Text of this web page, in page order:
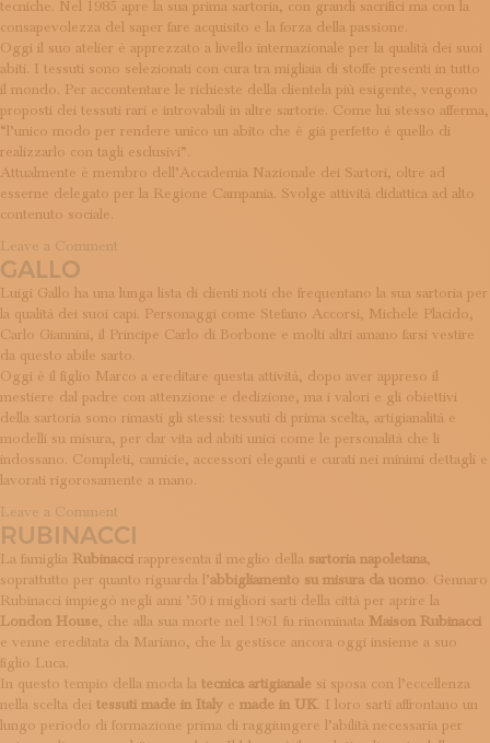
ISCRIVITI ALLA NEWSLETTER
SOSTIENICI
MAGAZINE
TUTTI I CONTENUTI
NEWS
INTERVISTE
ITINERARI
ISCRIVITI
LOGIN
tecniche. Nel 1985 apre la sua prima sartoria, con grandi sacrifici ma con la
consapevolezza del saper fare acquisito e la forza della passione.
Oggi il suo atelier è apprezzato a livello internazionale per la qualità dei suoi
abiti. I tessuti sono selezionati con cura tra migliaia di stoffe presenti in tutto
il mondo. Per accontentare le richieste della clientela più esigente, vengono
proposti dei tessuti rari e introvabili in altre sartorie. Come lui stesso afferma,
“l’unico modo per rendere unico un abito che è già perfetto è quello di
realizzarlo con tagli esclusivi”.
Attualmente è membro dell’Accademia Nazionale dei Sartori, oltre ad
esserne delegato per la Regione Campania. Svolge attività didattica ad alto
contenuto sociale.
Leave a Comment
GALLO
Luigi Gallo ha una lunga lista di clienti noti che frequentano la sua sartoria per
la qualità dei suoi capi. Personaggi come Stefano Accorsi, Michele Placido,
Carlo Giannini, il Principe Carlo di Borbone e molti altri amano farsi vestire
da questo abile sarto.
Oggi è il figlio Marco a ereditare questa attività, dopo aver appreso il
mestiere dal padre con attenzione e dedizione, ma i valori e gli obiettivi
della sartoria sono rimasti gli stessi: tessuti di prima scelta, artigianalità e
modelli su misura, per dar vita ad abiti unici come le personalità che li
indossano. Completi, camicie, accessori eleganti e curati nei minimi dettagli e
lavorati rigorosamente a mano.
Leave a Comment
Gallo
RUBINACCI
La famiglia Rubinacci rappresenta il meglio della sartoria napoletana,
soprattutto per quanto riguarda l’abbigliamento su misura da uomo. Gennaro
Rubinacci impiegò negli anni ’50 i migliori sarti della città per aprire la
London House, che alla sua morte nel 1961 fu rinominata Maison Rubinacci
e venne ereditata da Mariano, che la gestisce ancora oggi insieme a suo
figlio Luca.
In questo tempio della moda la tecnica artigianale si sposa con l’eccellenza
nella scelta dei tessuti made in Italy e made in UK. I loro sarti affrontano un
lungo periodo di formazione prima di raggiungere l’abilità necessaria per